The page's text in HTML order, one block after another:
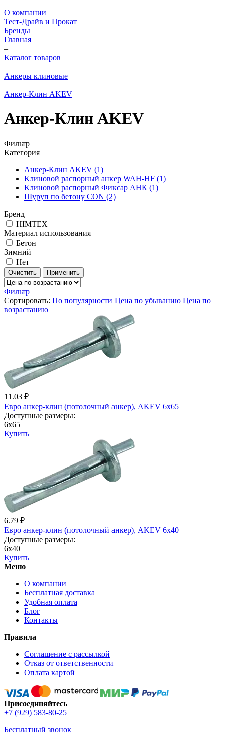
О компании
Тест-Драйв и Прокат
Бренды
Главная
–
Каталог товаров
–
Анкеры клиновые
–
Анкер-Клин AKEV
Анкер-Клин AKEV
Фильтр
Категория
Анкер-Клин AKEV (1)
Клиновой распорный анкер WAH-HF (1)
Клиновой распорный Фиксар АНК (1)
Шуруп по бетону CON (2)
Бренд
HIMTEX
Материал использования
Бетон
Зимний
Нет
Очистить Применить
Фильтр
Сортировать: По популярности Цена по убыванию Цена по
возрастанию
11.03 ₽
Евро анкер-клин (потолочный анкер), AKEV 6х65
Доступные размеры:
6х65
Купить
6.79 ₽
Евро анкер-клин (потолочный анкер), AKEV 6х40
Доступные размеры:
6х40
Купить
Меню
О компании
Бесплатная доставка
Удобная оплата
Блог
Контакты
Правила
Соглашение с рассылкой
Отказ от ответственности
Оплата картой
Присоединяйтесь
+7 (929) 583-80-25
Бесплатный звонок